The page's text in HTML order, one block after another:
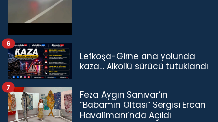
Lefkoşa-Girne ana yolunda
kaza… Alkollü sürücü tutuklandı
6
Feza Aygın Sanıvar’ın
“Babamın Oltası” Sergisi Ercan
Havalimanı’nda Açıldı
7